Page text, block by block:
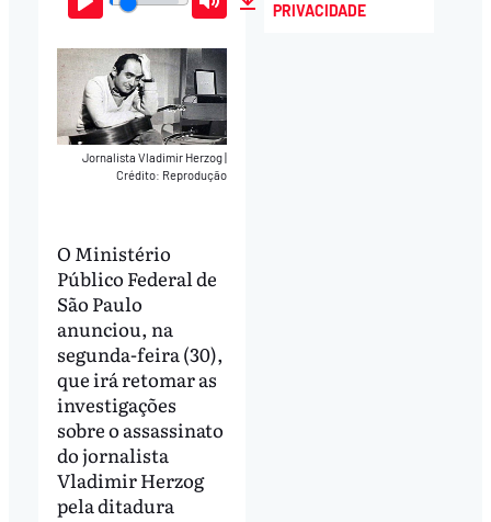
Play Mute Download
Jornalista Vladimir Herzog
Crédito: Reprodução
O Ministério
Público Federal de
São Paulo
anunciou, na
segunda-feira (30),
que irá retomar as
investigações
sobre o assassinato
do jornalista
Vladimir Herzog
pela ditadura
PRIVACIDADE